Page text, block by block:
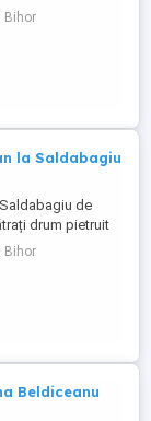
Bihor
la Saldabagiu
de
drum pietruit
Bihor
Beldiceanu